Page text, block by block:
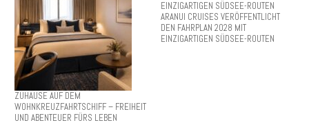
ZUHAUSE AUF DEM
WOHNKREUZFAHRTSCHIFF – FREIHEIT
UND ABENTEUER FÜRS LEBEN
ARANUI CRUISES VERÖFFENTLICHT
DEN FAHRPLAN 2028 MIT
EINZIGARTIGEN SÜDSEE-ROUTEN